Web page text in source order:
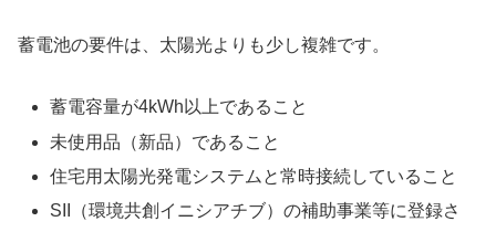
蓄電池の要件は、太陽光よりも少し複雑です。
蓄電容量が4kWh以上であること
未使用品（新品）であること
住宅用太陽光発電システムと常時接続していること
SII（環境共創イニシアチブ）の補助事業等に登録さ